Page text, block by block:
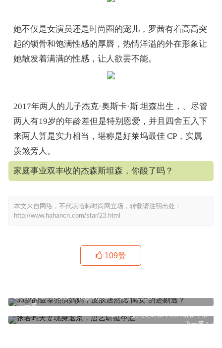
她不仅是女演员还是时尚 圈的宠儿，罗茜有着高高突
起的锁骨和饱满性感的厚唇，热情洋溢的外在形象让
她散发着满满的性感，让人欲罢不能。
2017年两人的儿子杰克·奥斯卡·斯 坦森出生，、尽管
两人有19岁的年龄差但是特别恩爱，并且四舍五入下
来两人算是实力相当，堪称是好莱坞最佳 CP，实属
羡煞旁人。
家庭事业双丰收的杰森斯坦森，你酸了吗？
本文来自网络，不代表哈韩时尚网立场，转载请注明出处：
http://www.hahancn.com/star/23.html
109赞
上一篇
39岁的金泰熙演妈妈，皮肤居然比“闺女”的还剔透？
下一篇
张若昀夫妻现身返京，唐艺昕挺孕肚